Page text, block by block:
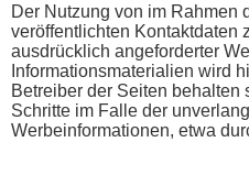
Der Nutzung von im Rahmen
veröffentlichten Kontaktdaten
ausdrücklich angeforderter
Informationsmaterialien wird
Betreiber der Seiten
Schritte im Falle der
Werbeinformationen, etwa